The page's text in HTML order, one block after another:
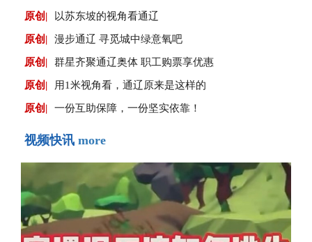
原创| 以苏东坡的视角看通辽
原创| 漫步通辽 寻觅城中绿意氧吧
原创| 群星齐聚通辽奥体 职工购票享优惠
原创| 用1米视角看，通辽原来是这样的
原创| 一份互助保障，一份坚实依靠！
视频快讯 more